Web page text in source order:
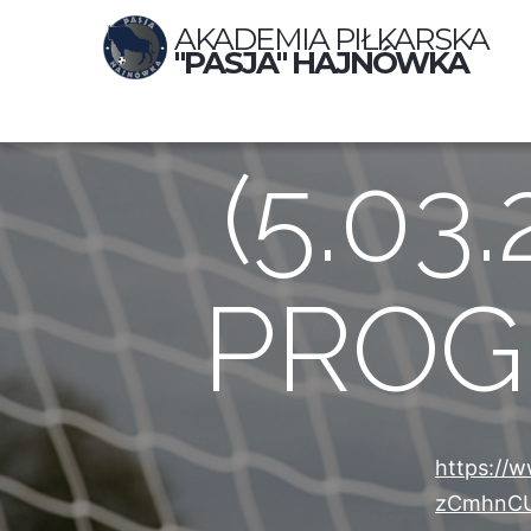
AKADEMIA PIŁKARSKA
"PASJA" HAJNÓWKA
https://